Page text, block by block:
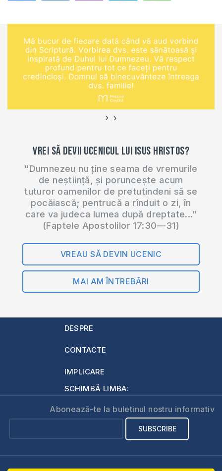
‹ ›
Vrei să devii ucenicul lui Isus Hristos?
"Dumnezeu nu ține seama de vremurile
de neștiință, și poruncește acum
tuturor oamenilor de pretutindeni să se
pocăiască; pentrucă a rînduit o zi, în
care va judeca lumea după dreptate..."
(Faptele Apostolilor 17:30—31)
VREAU SĂ DEVIN UCENIC
MAI AM ÎNTREBĂRI
DESPRE
CONTACTE
IMPLICARE
SCHIMBĂ LIMBA:
Abonează-te la buletinul nostru informativ